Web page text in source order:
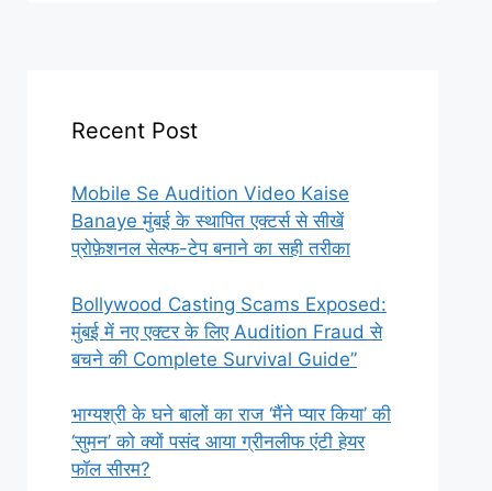
Recent Post
Mobile Se Audition Video Kaise
Banaye मुंबई के स्थापित एक्टर्स से सीखें
प्रोफ़ेशनल सेल्फ-टेप बनाने का सही तरीका
Bollywood Casting Scams Exposed:
मुंबई में नए एक्टर के लिए Audition Fraud से
बचने की Complete Survival Guide”
भाग्यश्री के घने बालों का राज ‘मैंने प्यार किया’ की
‘सुमन’ को क्यों पसंद आया ग्रीनलीफ एंटी हेयर
फॉल सीरम?